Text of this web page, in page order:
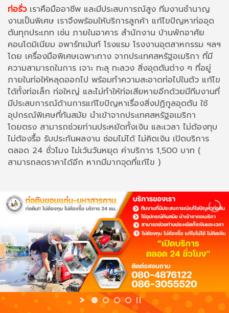
ท่อรั่วเราคือมืออาชีพ และมีประสบการณ์สูง ทีมงานชำนาญ
งานเป็นพิเศษ เราจึงพร้อมให้บริการลูกค้า แก้ไขปัญหาท่ออุด
ตันทุกประเภท เช่น ภายในอาคาร สำนักงาน บ้านพักอาศัย
คอนโดมิเนียม อพาร์ทเม้นท์ โรงแรม โรงงานอุตสาหกรรม ฯลฯ
โดย เครื่องมือพิเศษเฉพาะทาง จากประเทศสหรัฐอเมริกา ที่มี
ความสามารถในการ เจาะ ทะลุ ทะลวง สิ่งอุดตันต่าง ๆ ที่อยู่
ภายในท่อให้หลุดออกไป พร้อมทำความสะอาดท่อไปในตัว แก้ไข
ได้ทั้งท่อเล็ก ท่อใหญ่ และไม่ทำให้ท่อเสียหายอีกด้วยมีทีมงานที่
มีประสบการณ์ด้านการแก้ไขปัญหาเรื่องสิ่งปฏิกูลอุดตัน ใช้
อุปกรณ์พิเศษที่ทันสมัย นำเข้าจากประเทศสหรัฐอเมริกา
โดยตรง สามารถช่วยท่านประหยัดทั้งเงิน และเวลา ไม่ต้องทุบ
ไม่ต้องรื้อ รับประกันผลงาน ซ่อมไม่ได้ ไม่คิดเงิน เปิดบริการ
ตลอด 24 ชั่วโมง ไม่เว้นวันหยุด ค่าบริการ 1,500 บาท (
สามารถลดราคาได้อีก หากมีมากจุดที่แก้ไข )